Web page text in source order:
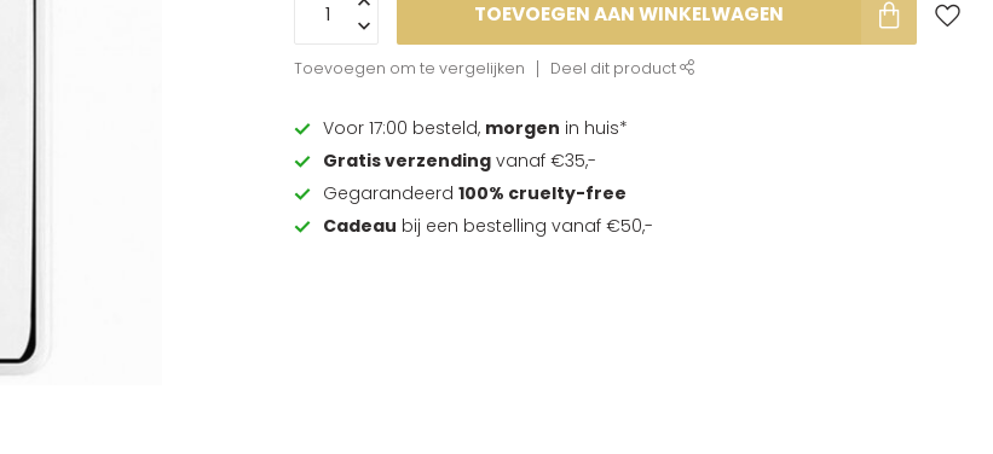
TOEVOEGEN AAN WINKELWAGEN
Toevoegen om te vergelijken Deel dit product
Voor 17:00 besteld, morgen in huis*
Gratis verzending vanaf €35,-
Gegarandeerd100% cruelty-free
Cadeau bij een bestelling vanaf €50,-